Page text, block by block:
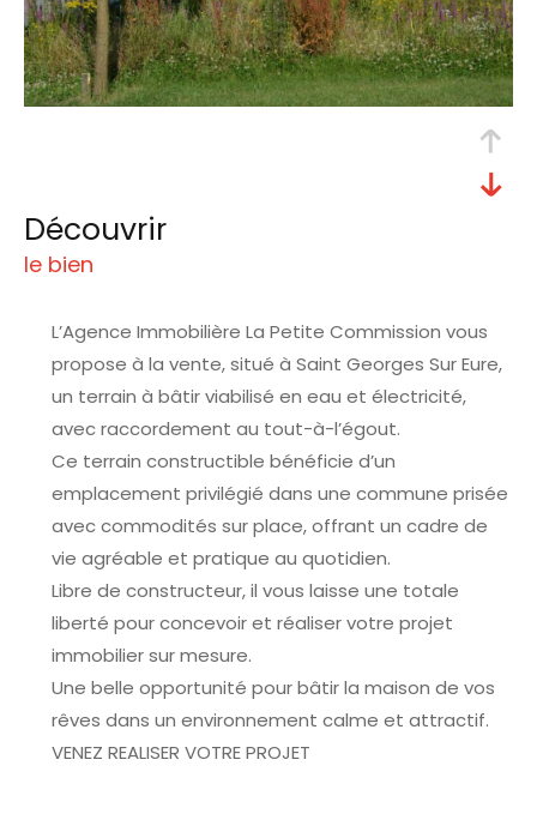
découvrir
le bien
L’Agence Immobilière La Petite Commission vous
propose à la vente, situé à Saint Georges Sur Eure,
un terrain à bâtir viabilisé en eau et électricité,
avec raccordement au tout-à-l’égout.
Ce terrain constructible bénéficie d’un
emplacement privilégié dans une commune prisée
avec commodités sur place, offrant un cadre de
vie agréable et pratique au quotidien.
Libre de constructeur, il vous laisse une totale
liberté pour concevoir et réaliser votre projet
immobilier sur mesure.
Une belle opportunité pour bâtir la maison de vos
rêves dans un environnement calme et attractif.
VENEZ REALISER VOTRE PROJET